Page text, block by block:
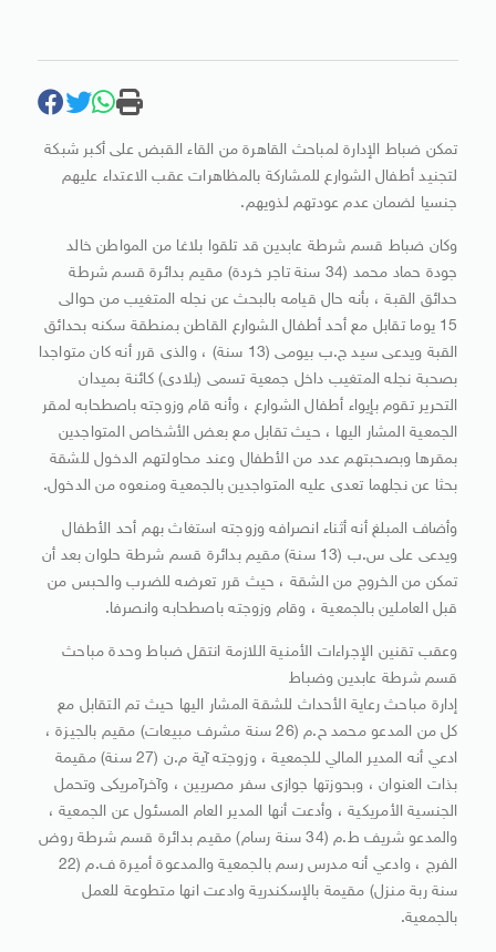
تمكن ضباط الإدارة لمباحث القاهرة من القاء القبض على أكبر شبكة
لتجنيد أطفال الشوارع للمشاركة بالمظاهرات عقب الاعتداء عليهم
جنسيا لضمان عدم عودتهم لذويهم.
وكان ضباط قسم شرطة عابدين قد تلقوا بلاغا من المواطن خالد
جودة حماد محمد (34 سنة تاجر خردة) مقيم بدائرة قسم شرطة
حدائق القبة ، بأنه حال قيامه بالبحث عن نجله المتغيب من حوالى
15 يوما تقابل مع أحد أطفال الشوارع القاطن بمنطقة سكنه بحدائق
القبة ويدعى سيد ج.ب بيومى (13 سنة) ، والذى قرر أنه كان متواجدا
بصحبة نجله المتغيب داخل جمعية تسمى (بلادى) كائنة بميدان
التحرير تقوم بإيواء أطفال الشوارع ، وأنه قام وزوجته باصطحابه لمقر
الجمعية المشار اليها ، حيث تقابل مع بعض الأشخاص المتواجدين
بمقرها وبصحبتهم عدد من الأطفال وعند محاولتهم الدخول للشقة
بحثا عن نجلهما تعدى عليه المتواجدين بالجمعية ومنعوه من الدخول.
وأضاف المبلغ أنه أثناء انصرافه وزوجته استغاث بهم أحد الأطفال
ويدعى على س.ب (13 سنة) مقيم بدائرة قسم شرطة حلوان بعد أن
تمكن من الخروج من الشقة ، حيث قرر تعرضه للضرب والحبس من
قبل العاملين بالجمعية ، وقام وزوجته باصطحابه وانصرفا.
وعقب تقنين الإجراءات الأمنية اللازمة انتقل ضباط وحدة مباحث
قسم شرطة عابدين وضباط
إدارة مباحث رعاية الأحداث للشقة المشار اليها حيث تم التقابل مع
كل من المدعو محمد ح.م (26 سنة مشرف مبيعات) مقيم بالجيزة ،
ادعي أنه المدير المالي للجمعية ، وزوجته آية م.ن (27 سنة) مقيمة
بذات العنوان ، وبحوزتها جوازى سفر مصريين ، وآخرآمريكى وتحمل
الجنسية الأمريكية ، وأدعت أنها المدير العام المسئول عن الجمعية ،
والمدعو شريف ط.م (34 سنة رسام) مقيم بدائرة قسم شرطة روض
الفرج ، وادعي أنه مدرس رسم بالجمعية والمدعوة أميرة ف.م (22
سنة ربة منزل) مقيمة بالإسكندرية وادعت انها متطوعة للعمل
بالجمعية.